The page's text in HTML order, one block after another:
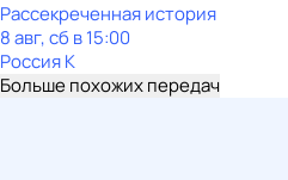
Рассекреченная история
8 авг, сб в 15:00
Россия К
Больше похожих передач